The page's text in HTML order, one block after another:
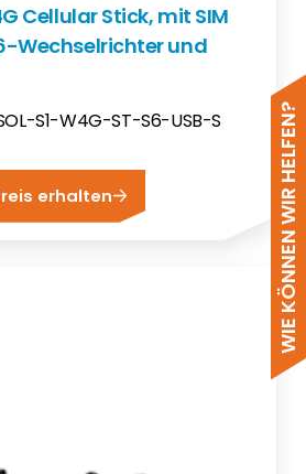
WIE KÖNNEN WIR HELFEN?
Cellular Stick, mit SIM
Wechselrichter und
S1-W4G-ST-S6-USB-S
erhalten